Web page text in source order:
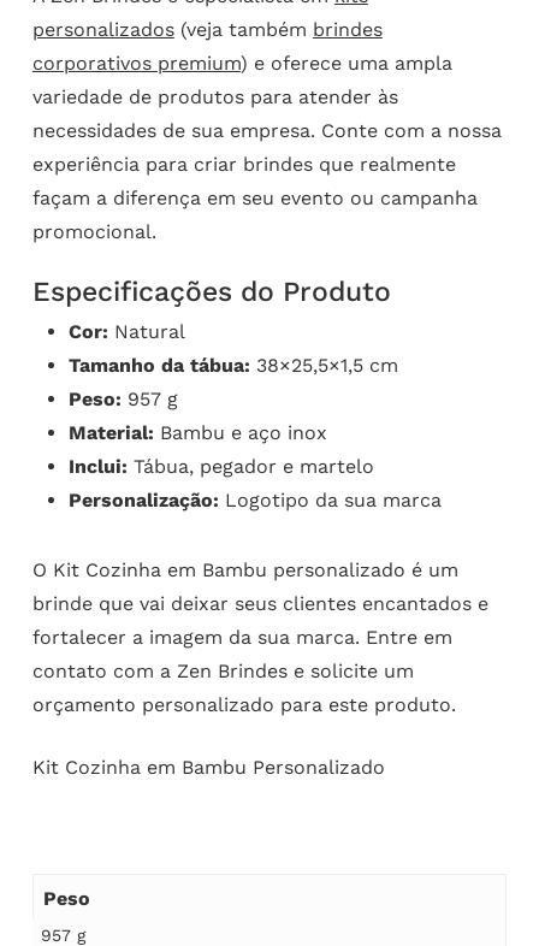
personalizados(veja também brindes
corporativos premium) e oferece uma ampla
variedade de produtos para atender às
necessidades de sua empresa. Conte com a nossa
experiência para criar brindes que realmente
façam a diferença em seu evento ou campanha
promocional.
Especificações do Produto
Cor: Natural
Tamanho da tábua: 38×25,5×1,5 cm
Peso: 957 g
Material: Bambu e aço inox
Inclui: Tábua, pegador e martelo
Personalização: Logotipo da sua marca
O Kit Cozinha em Bambu personalizado é um
brinde que vai deixar seus clientes encantados e
fortalecer a imagem da sua marca. Entre em
contato com a Zen Brindes e solicite um
orçamento personalizado para este produto.
Kit Cozinha em Bambu Personalizado
Peso
957 g